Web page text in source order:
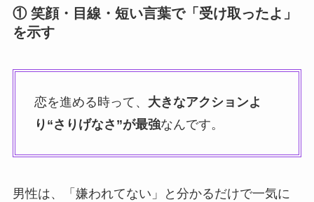
① 笑顔・目線・短い言葉で「受け取ったよ」
を示す
恋を進める時って、 大きなアクションよ
り“さりげなさ”が最強なんです。
男性は、「嫌われてない」と分かるだけで一気に